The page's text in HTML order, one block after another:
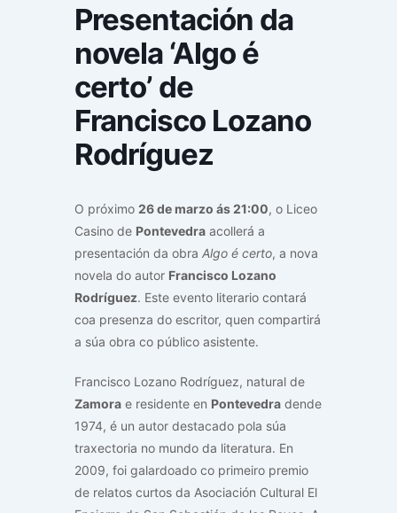
Presentación da
novela ‘Algo é
certo’ de
Francisco Lozano
Rodríguez
O próximo 26 de marzo ás 21:00, o Liceo
Casino de Pontevedra acollerá a
presentación da obra Algo é certo, a nova
novela do autor Francisco Lozano
Rodríguez. Este evento literario contará
coa presenza do escritor, quen compartirá
a súa obra co público asistente.
Francisco Lozano Rodríguez, natural de
Zamora e residente en Pontevedra dende
1974, é un autor destacado pola súa
traxectoria no mundo da literatura. En
2009, foi galardoado co primeiro premio
de relatos curtos da Asociación Cultural El